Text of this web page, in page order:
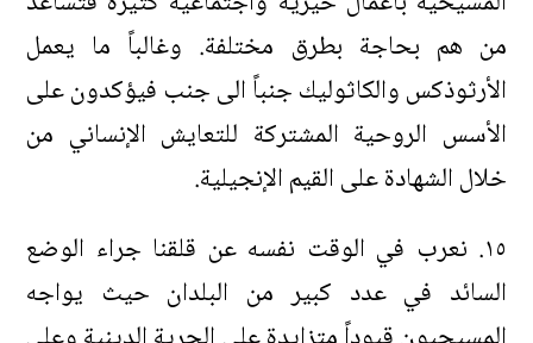
من هم بحاجة بطرق مختلفة. وغالباً ما يعمل
الأرثوذكس والكاثوليك جنباً الى جنب فيؤكدون على
الأسس الروحية المشتركة للتعايش الإنساني من
خلال الشهادة على القيم الإنجيلية.
١٥. نعرب في الوقت نفسه عن قلقنا جراء الوضع
السائد في عدد كبير من البلدان حيث يواجه